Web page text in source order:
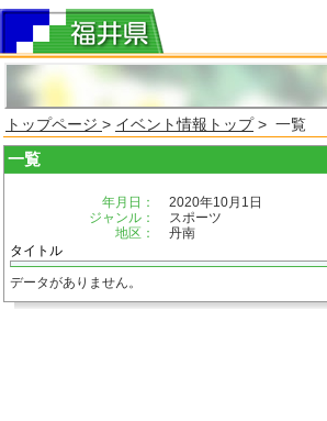
トップページ > イベント情報トップ> 一覧
一覧
年月日：
2020年10月1日
ジャンル：
スポーツ
地区：
丹南
タイトル
データがありません。